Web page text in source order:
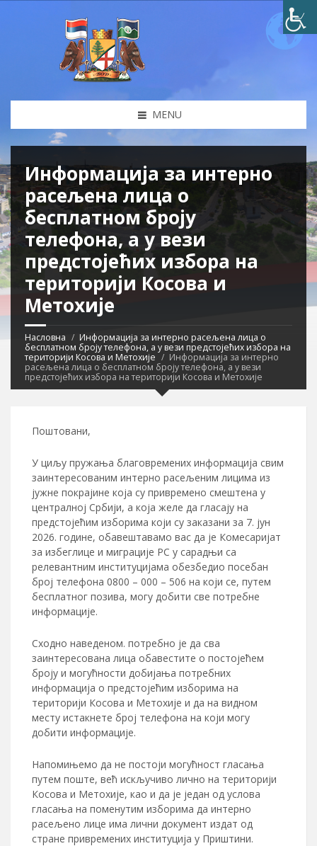
MENU
Информација за интерно
расељена лица о
бесплатном броју
телефона, а у вези
предстојећих избора на
територији Косова и
Метохије
Насловна
Информација за интерно расељена лица о
бесплатном броју телефона, а у вези предстојећих избора на
територији Косова и Метохије
Информација за интерно
расељена лица о бесплатном броју телефона, а у вези
предстојећих избора на територији Косова и Метохије
Поштовани,
У циљу пружања благовремених информација свим
заинтересованим интерно расељеним лицима из
јужне покрајине која су привремено смештена у
централној Србији, а која желе да гласају на
предстојећим изборима који су заказани за 7. јун
2026. године, обавештавамо вас да је Комесаријат
за избеглице и миграције РС у сарадњи са
релевантним институцијама обезбедио посебан
број телефона 0800 – 000 – 506 на који се, путем
бесплатног позива, могу добити све потребне
информације.
Сходно наведеном. потребно је да сва
заинтересована лица обавестите о постојећем
броју и могућности добијања потребних
информација о предстојећим изборима на
територији Косова и Метохије и да на видном
месту истакнете број телефона на који могу
добити информације.
Напомињемо да не постоји могућност гласања
путем поште, већ искључиво лично на територији
Косова и Метохије, као и да је један од услова
гласања на поменутим изборима да интерно
расељено лице има лични документ издат од
стране привремених институција у Приштини.